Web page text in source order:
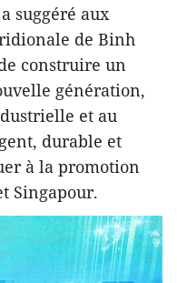
suggéré aux
de Binh
construire un
génération,
et au
durable et
à la promotion
Singapour.